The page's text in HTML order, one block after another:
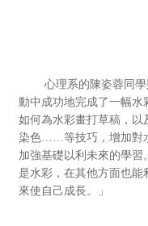
心理系的陳姿蓉同
動中成功地完成了一幅水
如何為水彩畫打草稿，以
染色……等技巧，增加對
加強基礎以利未來的學習
是水彩，在其他方面也能
來使自己成長。」